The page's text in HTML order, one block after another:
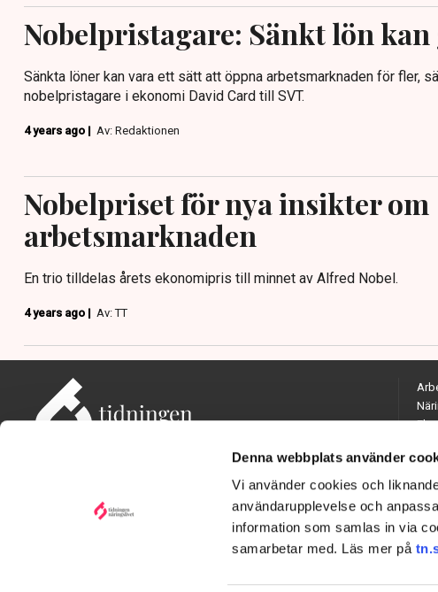
Denna webbplats använder
Vi använder cookies och
användarupplevelse och
information som samlas in via
samarbetar med. Läs mer på
Nobelpristagare: Sänkt lön kan
Sänkta löner kan vara ett sätt att öppna arbetsmarknaden för fler,
nobelpristagare i ekonomi David Card till SVT.
4 years ago | Av: Redaktionen
Nobelpriset för nya insikter om
arbetsmarknaden
En trio tilldelas årets ekonomipris till minnet av Alfred Nobel.
4 years ago | Av: TT
Adress: Tidningen Näringslivet, 114 82 Stockholm
Besöksadress: Storgatan 19, Stockholm